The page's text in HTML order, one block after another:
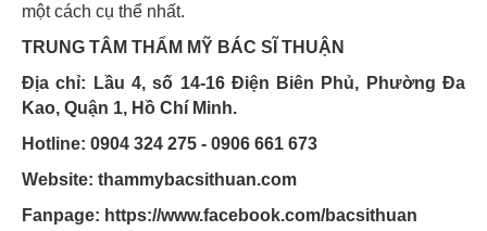
một cách cụ thể nhất.
TRUNG TÂM THẨM MỸ BÁC SĨ THUẬN
Địa chỉ: Lầu 4, số 14-16 Điện Biên Phủ, Phường Đa
Kao, Quận 1, Hồ Chí Minh.
Hotline: 0904 324 275 - 0906 661 673
Website: thammybacsithuan.com
Fanpage: https://www.facebook.com/bacsithuan